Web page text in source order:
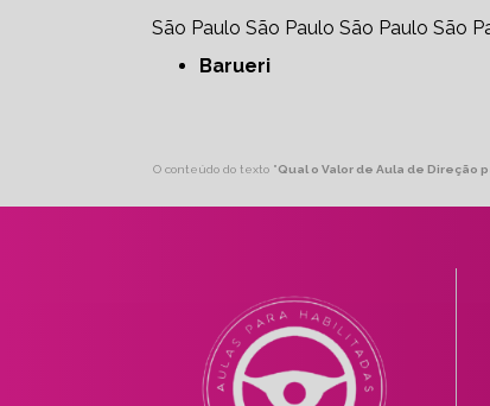
São Paulo São Paulo São Paulo São
Barueri
O conteúdo do texto "Qual o Valor de Aula de Direção